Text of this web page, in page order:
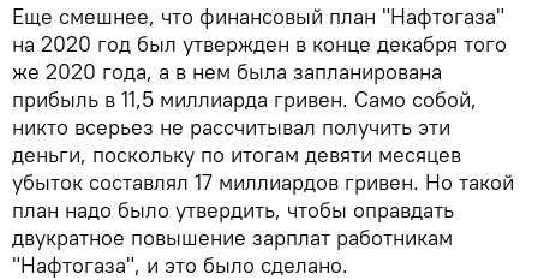
Еще смешнее, что финансовый план "Нафтогаза"
на 2020 год был утвержден в конце декабря того
же 2020 года, а в нем была запланирована
прибыль в 11,5 миллиарда гривен. Само собой,
никто всерьез не рассчитывал получить эти
деньги, поскольку по итогам девяти месяцев
убыток составлял 17 миллиардов гривен. Но такой
план надо было утвердить, чтобы оправдать
двукратное повышение зарплат работникам
"Нафтогаза", и это было сделано.